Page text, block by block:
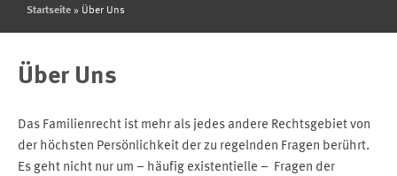
Startseite» Über Uns
Über Uns
Das Familienrecht ist mehr als jedes andere Rechtsgebiet von
der höchsten Persönlichkeit der zu regelnden Fragen berührt.
Es geht nicht nur um – häufig existentielle – Fragen der